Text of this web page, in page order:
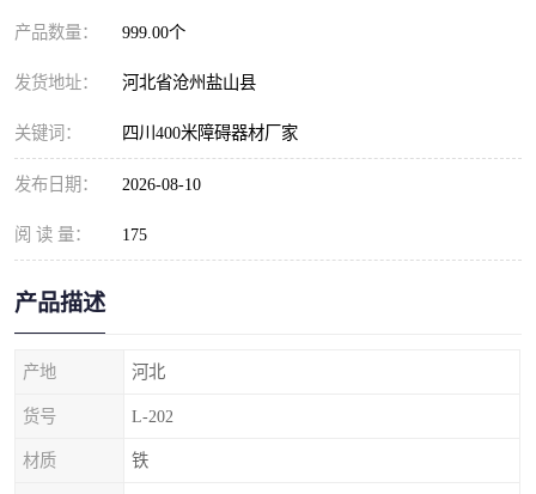
产品数量： 999.00个
发货地址： 河北省沧州盐山县
关键词： 四川400米障碍器材厂家
发布日期： 2026-08-10
阅 读 量： 175
产品描述
产地 河北
货号 L-202
材质 铁